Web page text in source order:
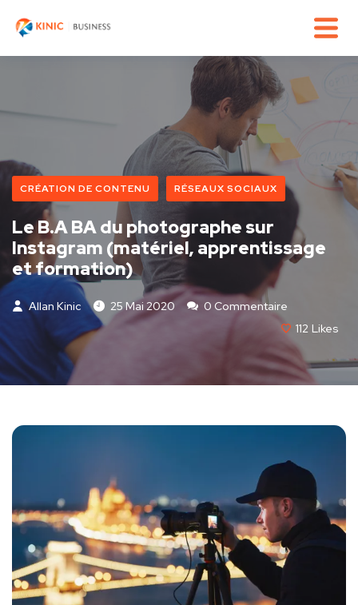
CRÉATION DE CONTENU RÉSEAUX SOCIAUX
Le B.A BA du photographe sur
Instagram (matériel, apprentissage
et formation)
Allan Kinic 25 Mai 2020
0 Commentaire
112 Likes